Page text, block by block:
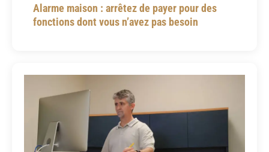
Alarme maison : arrêtez de payer pour des
fonctions dont vous n’avez pas besoin